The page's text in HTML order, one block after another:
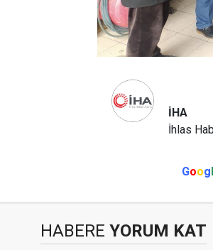
İHA
İhlas
Googl
HABERE YORUM KAT